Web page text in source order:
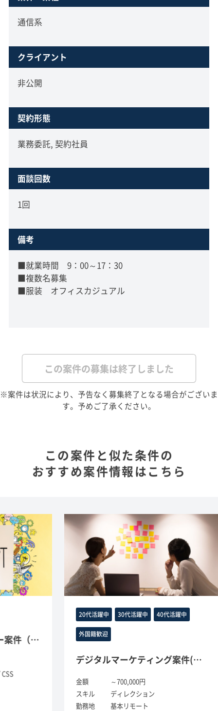
通信系
クライアント
非公開
契約形態
業務委託, 契約社員
面談回数
1回
備考
■就業時間 9：00～17：30
■複数名募集
■服装 オフィスカジュアル
この案件の募集は終了しました
※案件は状況により、予告なく募集終了となる場合がございま
す。予めご了承ください。
この案件と似た条件の
おすすめ案件情報はこちら
、HTML/CSS）
30代活躍中 40代活躍中
デジタルマーケティング案件(ディレクション)
～700,000円
ディレクション
基本リモート